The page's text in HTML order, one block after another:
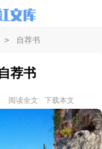
> 自荐书
荐书
阅读全文 下载本文